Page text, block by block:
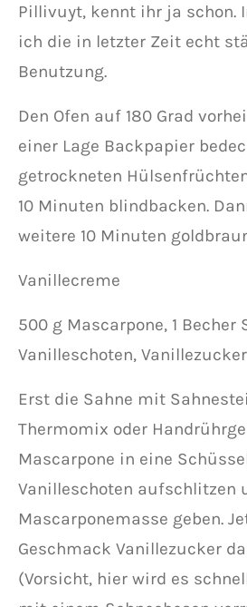
Pillivuyt, kennt ihr ja schon.
ich die in letzter Zeit echt
Benutzung.
Den Ofen auf 180 Grad
einer Lage Backpapier
getrockneten
10 Minuten blindbacken.
weitere 10 Minuten
Vanillecreme
500 g Mascarpone, 1 Becher
Vanilleschoten,
Erst die Sahne mit
Thermomix oder
Mascarpone in eine
Vanilleschoten aufschlitzen
Mascarponemasse geben.
Geschmack Vanillezucker
(Vorsicht, hier wird es